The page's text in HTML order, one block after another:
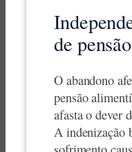
de pensão
O abandono
pensão
afasta o dever
A indenização